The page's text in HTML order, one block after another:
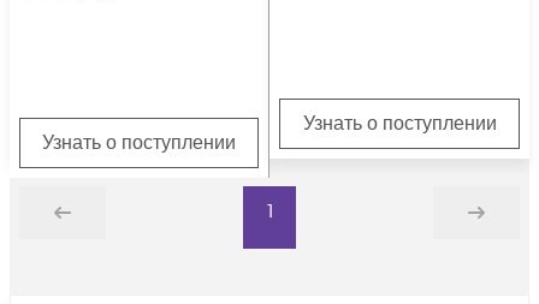
Узнать о поступлении
Узнать о поступлении
Назад
1
Дальше